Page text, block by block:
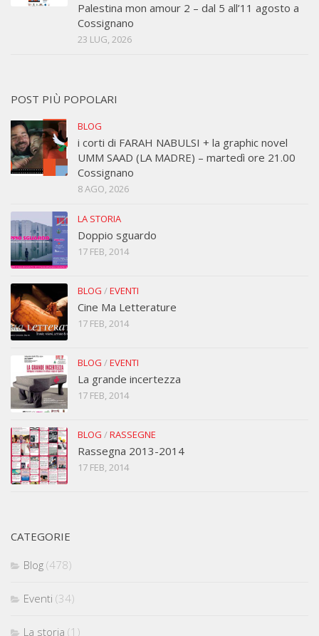
Palestina mon amour 2 – dal 5 all’11 agosto a
Cossignano
23 LUG, 2026
POST PIÙ POPOLARI
BLOG
i corti di FARAH NABULSI + la graphic novel
UMM SAAD (LA MADRE) – martedì ore 21.00
Cossignano
8 AGO, 2026
LA STORIA
Doppio sguardo
17 FEB, 2014
BLOG /EVENTI
Cine Ma Letterature
17 FEB, 2014
BLOG /EVENTI
La grande incertezza
17 FEB, 2014
BLOG /RASSEGNE
Rassegna 2013-2014
17 FEB, 2014
CATEGORIE
Blog (478)
Eventi (34)
La storia (1)